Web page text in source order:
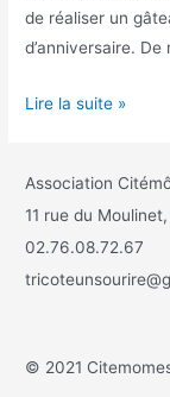
de réaliser un
d’anniversaire.
Lire la suite »
Association
11 rue du
02.76.08.72.67
© 2021